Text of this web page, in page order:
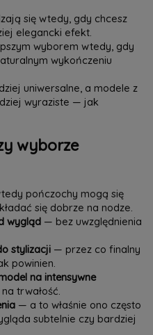
się wtedy, gdy chcesz
elegancki efekt.
wyborem wtedy, gdy
wykończeniu
uniwersalne, a modele z
wyraziste — jak
wyborze
pończochy mogą się
się dobrze na nodze.
wygląd— bez uwzględnienia
stylizacji— przez co finalny
powinien.
na intensywne
trwałość.
— a to właśnie ono często
subtelnie czy bardziej